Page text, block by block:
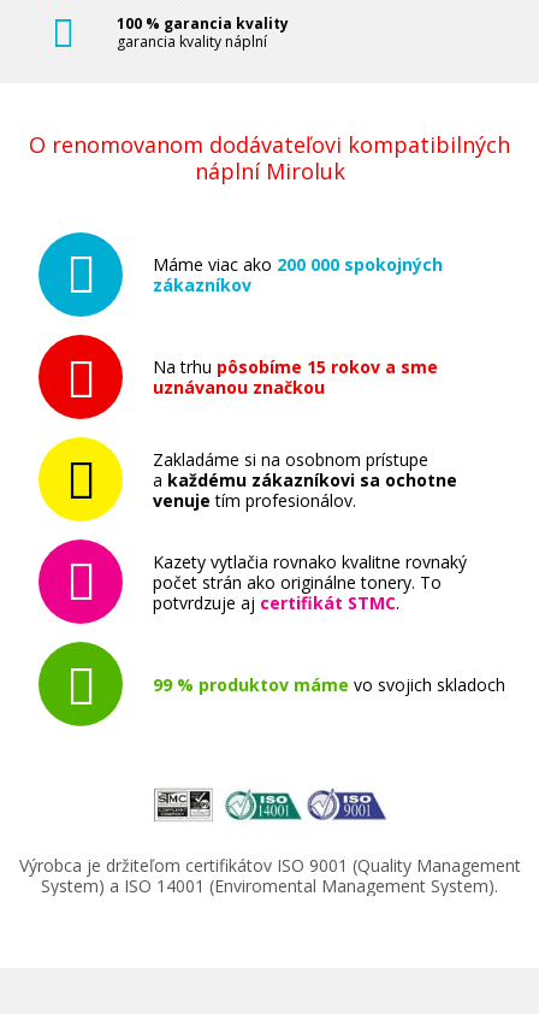
100 % garancia kvality
garancia kvality náplní
O renomovanom dodávateľovi kompatibilných
náplní Miroluk
Máme viac ako 200 000 spokojných
zákazníkov
Na trhu pôsobíme 15 rokov a sme
uznávanou značkou
Zakladáme si na osobnom prístupe
a každému zákazníkovi sa ochotne
venuje tím profesionálov.
Kazety vytlačia rovnako kvalitne rovnaký
počet strán ako originálne tonery. To
potvrdzuje aj certifikát STMC.
99 % produktov máme vo svojich skladoch
Výrobca je držiteľom certifikátov ISO 9001 (Quality Management
System) a ISO 14001 (Enviromental Management System).